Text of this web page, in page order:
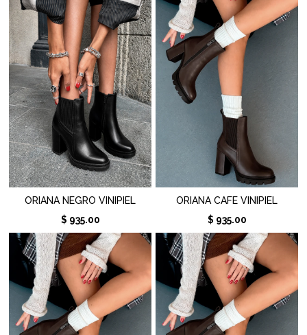
ORIANA NEGRO VINIPIEL
$ 935.00
ORIANA CAFE VINIPIEL
$ 935.00